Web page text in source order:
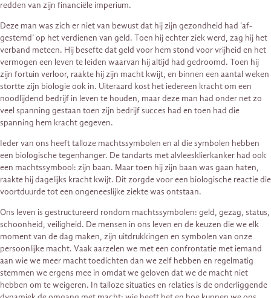
redden van zijn financiële imperium.
Deze man was zich er niet van bewust dat hij zijn gezondheid had ‘af­
gestemd’ op het verdienen van geld. Toen hij echter ziek werd, zag hij het
verband meteen. Hij besefte dat geld voor hem stond voor vrijheid en het
vermogen een leven te leiden waarvan hij altijd had gedroomd. Toen hij
zijn fortuin verloor, raakte hij zijn macht kwijt, en binnen een aantal weken
stortte zijn biologie ook in. Uiteraard kost het iedereen kracht om een
noodlijdend bedrijf in leven te houden, maar deze man had onder net zo
veel spanning gestaan toen zijn bedrijf succes had en toen had die
spanning hem kracht gegeven.
Ieder van ons heeft talloze machtssymbolen en al die symbolen hebben
een biologische tegenhanger. De tandarts met alvleesklierkanker had ook
een machtssymbool: zijn baan. Maar toen hij zijn baan was gaan haten,
raakte hij dagelijks kracht kwijt. Dit zorgde voor een biologische reactie die
voortduurde tot een ongeneeslijke ziekte was ontstaan.
Ons leven is gestructureerd rondom machtssymbolen: geld, gezag, status,
schoonheid, veiligheid. De mensen in ons leven en de keuzen die we elk
moment van de dag maken, zijn uitdrukkingen en symbolen van onze
persoonlijke macht. Vaak aarzelen we met een confrontatie met iemand
aan wie we meer macht toedichten dan we zelf hebben en regelmatig
stemmen we ergens mee in omdat we geloven dat we de macht niet
hebben om te weigeren. In talloze situaties en relaties is de onderliggende